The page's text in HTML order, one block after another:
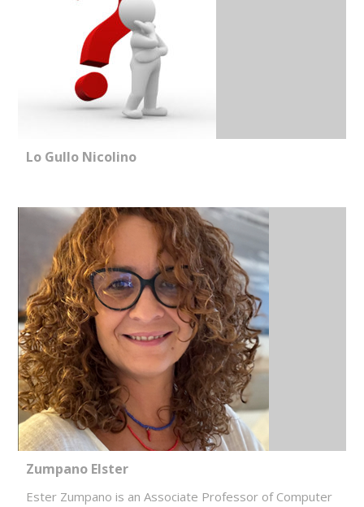
Lo Gullo Nicolino
Zumpano Elster
Ester Zumpano is an Associate Professor of Computer